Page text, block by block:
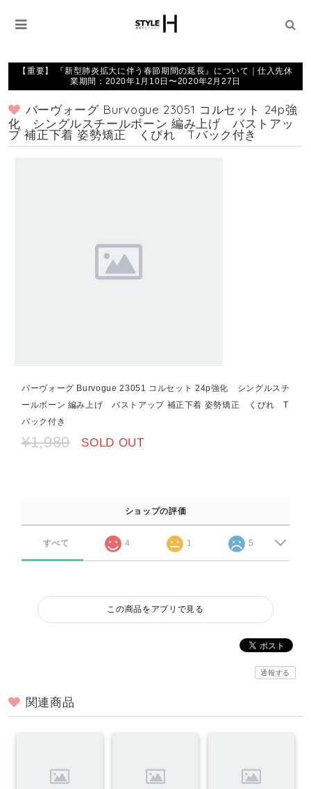
【重要】 『新型肺炎拡大に伴う春節期間の延長』について｜仕入先休
業期間：2020年1月10日〜2020年2月27日
バーヴォーグ Burvogue 23051 コルセット 24p強
化 シングルスチールボーン 編み上げ バストアッ
プ 補正下着 姿勢矯正 くびれ Tバック付き
バーヴォーグ Burvogue 23051 コルセット 24p強化 シングルスチ
ールボーン 編み上げ バストアップ 補正下着 姿勢矯正 くびれ T
バック付き
¥1,980 SOLD OUT
ショップの評価
すべて 4 1 5
この商品をアプリで見る
通報する
関連商品